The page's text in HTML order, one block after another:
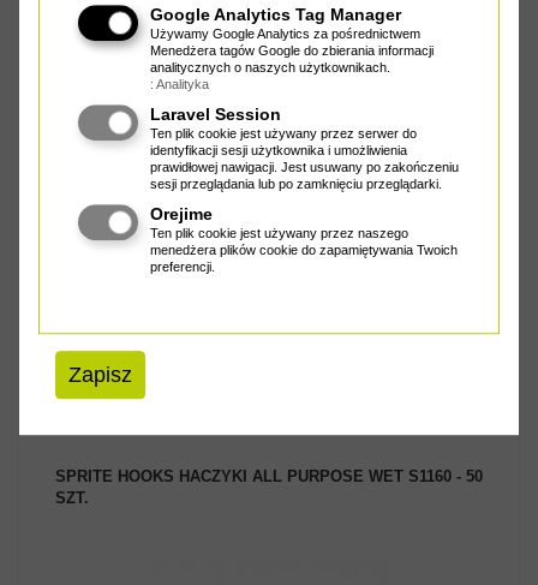
Google Analytics Tag Manager
Używamy Google Analytics za pośrednictwem
Menedżera tagów Google do zbierania informacji
analitycznych o naszych użytkownikach.
: Analityka
Laravel Session
Ten plik cookie jest używany przez serwer do
identyfikacji sesji użytkownika i umożliwienia
prawidłowej nawigacji. Jest usuwany po zakończeniu
sesji przeglądania lub po zamknięciu przeglądarki.
Orejime
Ten plik cookie jest używany przez naszego
menedżera plików cookie do zapamiętywania Twoich
preferencji.
Zapisz
SPRITE HOOKS HACZYKI LOW WATER SINGLE S1180 -
25 SZT.
ZOBACZ PRODUKT
Cena od 22.70 zł
SPRITE HOOKS HACZYKI ALL PURPOSE WET S1160 - 50
SZT.